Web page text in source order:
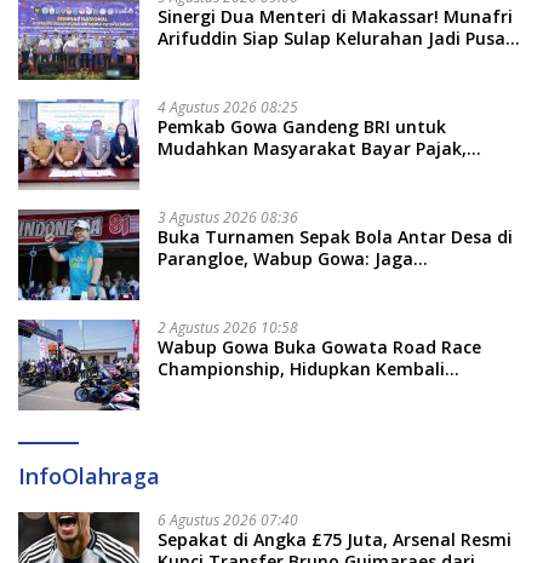
Sinergi Dua Menteri di Makassar! Munafri
Arifuddin Siap Sulap Kelurahan Jadi Pusat
4 Agustus 2026 08:25
Pemkab Gowa Gandeng BRI untuk
Mudahkan Masyarakat Bayar Pajak,
3 Agustus 2026 08:36
Buka Turnamen Sepak Bola Antar Desa di
Parangloe, Wabup Gowa: Jaga
2 Agustus 2026 10:58
Wabup Gowa Buka Gowata Road Race
Championship, Hidupkan Kembali
InfoOlahraga
6 Agustus 2026 07:40
Sepakat di Angka £75 Juta, Arsenal Resmi